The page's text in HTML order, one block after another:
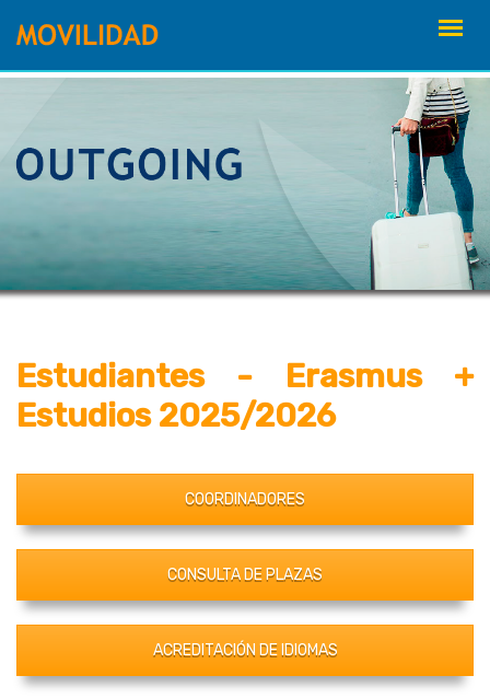
contenido
Estudiantes - Erasmus +
Estudios 2025/2026
COORDINADORES
CONSULTA DE PLAZAS
ACREDITACIÓN DE IDIOMAS